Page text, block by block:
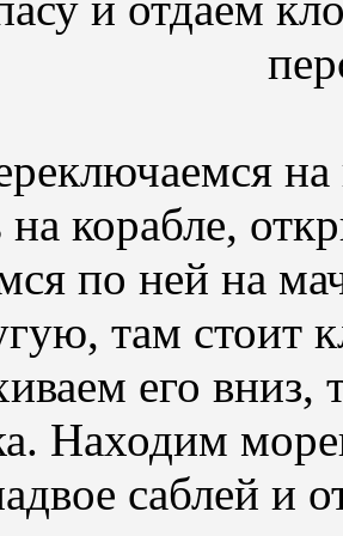
на
корабле,
по ней на
там стоит
его вниз,
Находим
саблей и